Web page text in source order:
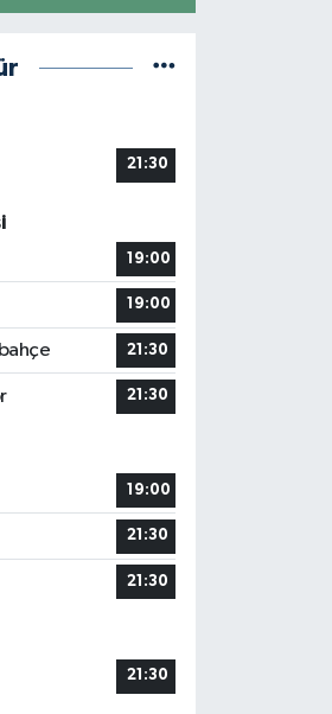
21:30
19:00
19:00
21:30
21:30
19:00
21:30
21:30
21:30